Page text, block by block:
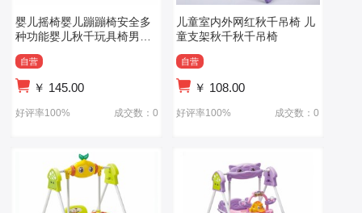
婴儿摇椅婴儿蹦蹦椅安全多
种功能婴儿秋千玩具椅男女
自营
￥ 145.00
好评率100% 成交数：0
儿童室内外网红秋千吊椅 儿
童支架秋千秋千吊椅
自营
￥ 108.00
好评率100% 成交数：0